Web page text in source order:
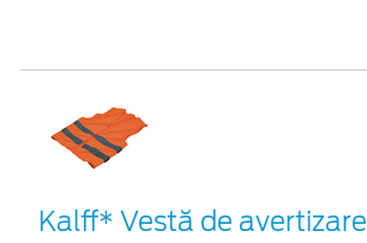
Kalff* Vestă de avertizare